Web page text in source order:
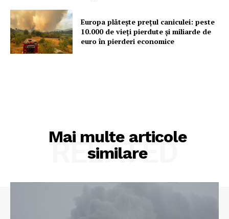
Europa plătește prețul caniculei: peste
10.000 de vieți pierdute și miliarde de
euro în pierderi economice
Mai multe articole
similare
RELATED